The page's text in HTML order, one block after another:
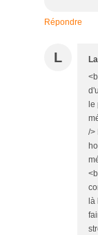
Répondre
L
/>